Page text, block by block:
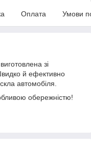
Оплата Умови
зі
й ефективно
автомобіля.
обережністю!